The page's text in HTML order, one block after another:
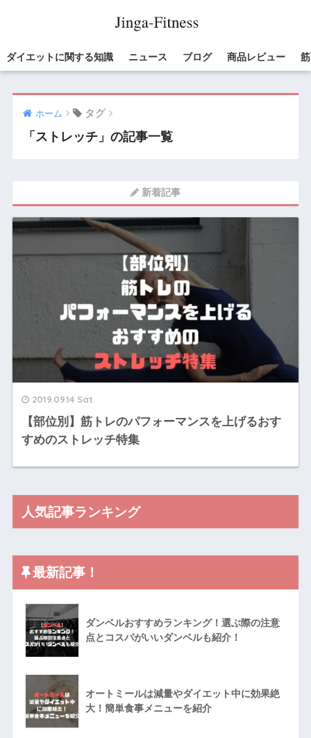
ダイエットに関する知識 ニュース ブログ 商品レビュー
ホーム タグ
「ストレッチ」の記事一覧
新着記事
2019.09.14 Sat
【部位別】筋トレのパフォーマンスを上げるおす
すめのストレッチ特集
人気記事ランキング
最新記事！
ダンベルおすすめランキング！選ぶ際の注意
点とコスパがいいダンベルも紹介！
オートミールは減量やダイエット中に効果絶
大！簡単食事メニューを紹介